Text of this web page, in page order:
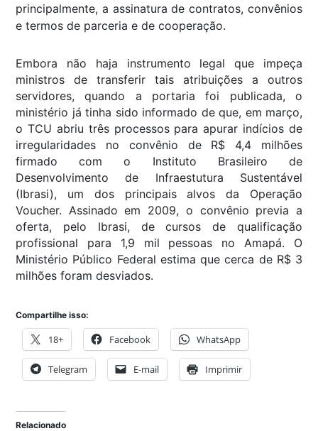
principalmente, a assinatura de contratos, convênios
e termos de parceria e de cooperação.
Embora não haja instrumento legal que impeça
ministros de transferir tais atribuições a outros
servidores, quando a portaria foi publicada, o
ministério já tinha sido informado de que, em março,
o TCU abriu três processos para apurar indícios de
irregularidades no convênio de R$ 4,4 milhões
firmado com o Instituto Brasileiro de
Desenvolvimento de Infraestutura Sustentável
(Ibrasi), um dos principais alvos da Operação
Voucher. Assinado em 2009, o convênio previa a
oferta, pelo Ibrasi, de cursos de qualificação
profissional para 1,9 mil pessoas no Amapá. O
Ministério Público Federal estima que cerca de R$ 3
milhões foram desviados.
Compartilhe isso:
18+ Facebook WhatsApp
Telegram E-mail Imprimir
Relacionado